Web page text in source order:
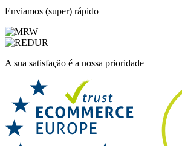
Enviamos (super) rápido
A sua satisfação é a nossa prioridade